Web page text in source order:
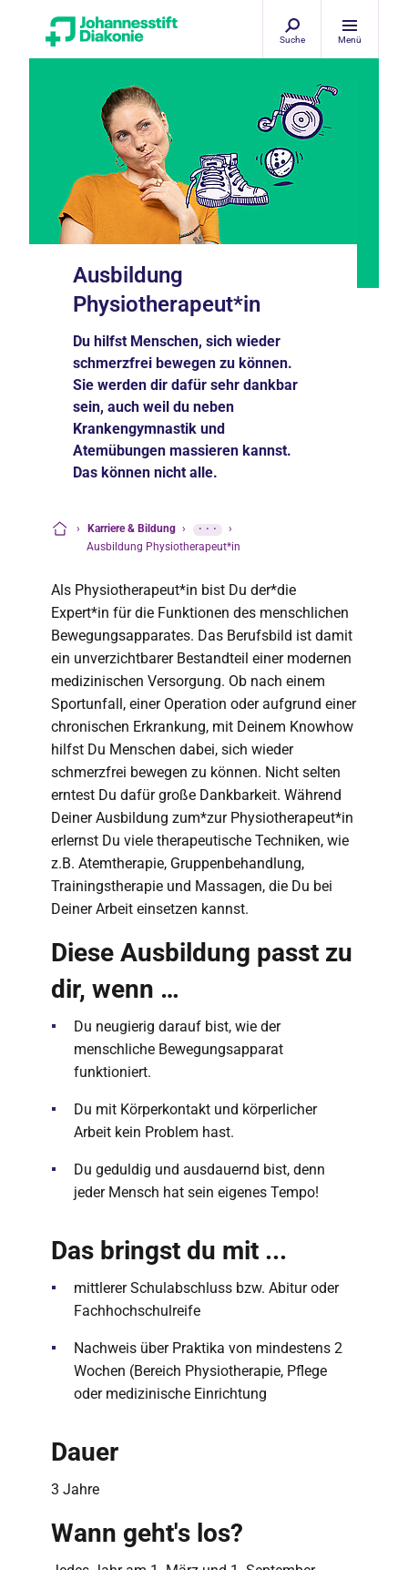
Suche Menü
Ausbildung
Physiotherapeut*in
Du hilfst Menschen, sich wieder
schmerzfrei bewegen zu können.
Sie werden dir dafür sehr dankbar
sein, auch weil du neben
Krankengymnastik und
Atemübungen massieren kannst.
Das können nicht alle.
› Karriere & Bildung › ···
›
Ausbildung Physiotherapeut*in
Als Physiotherapeut*in bist Du der*die
Expert*in für die Funktionen des menschlichen
Bewegungsapparates. Das Berufsbild ist damit
ein unverzichtbarer Bestandteil einer modernen
medizinischen Versorgung. Ob nach einem
Sportunfall, einer Operation oder aufgrund einer
chronischen Erkrankung, mit Deinem Knowhow
hilfst Du Menschen dabei, sich wieder
schmerzfrei bewegen zu können. Nicht selten
erntest Du dafür große Dankbarkeit. Während
Deiner Ausbildung zum*zur Physiotherapeut*in
erlernst Du viele therapeutische Techniken, wie
z.B. Atemtherapie, Gruppenbehandlung,
Trainingstherapie und Massagen, die Du bei
Deiner Arbeit einsetzen kannst.
Diese Ausbildung passt zu
dir, wenn …
Du neugierig darauf bist, wie der
menschliche Bewegungsapparat
funktioniert.
Du mit Körperkontakt und körperlicher
Arbeit kein Problem hast.
Du geduldig und ausdauernd bist, denn
jeder Mensch hat sein eigenes Tempo!
Das bringst du mit ...
mittlerer Schulabschluss bzw. Abitur oder
Fachhochschulreife
Nachweis über Praktika von mindestens 2
Wochen (Bereich Physiotherapie, Pflege
oder medizinische Einrichtung
Dauer
3 Jahre
Wann geht's los?